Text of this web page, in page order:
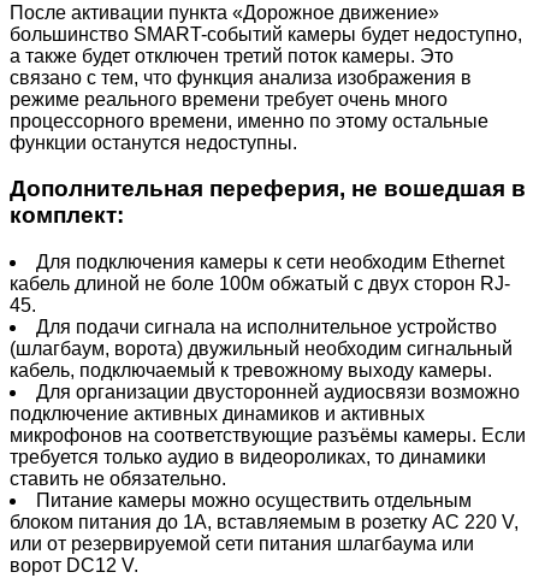
После активации пункта «Дорожное движение»
большинство SMART-событий камеры будет недоступно,
а также будет отключен третий поток камеры. Это
связано с тем, что функция анализа изображения в
режиме реального времени требует очень много
процессорного времени, именно по этому остальные
функции останутся недоступны.
Дополнительная переферия, не вошедшая в
комплект:
Для подключения камеры к сети необходим Ethernet
кабель длиной не боле 100м обжатый с двух сторон RJ-
45.
Для подачи сигнала на исполнительное устройство
(шлагбаум, ворота) двужильный необходим сигнальный
кабель, подключаемый к тревожному выходу камеры.
Для организации двусторонней аудиосвязи возможно
подключение активных динамиков и активных
микрофонов на соответствующие разъёмы камеры. Если
требуется только аудио в видеороликах, то динамики
ставить не обязательно.
Питание камеры можно осуществить отдельным
блоком питания до 1А, вставляемым в розетку AC 220 V,
или от резервируемой сети питания шлагбаума или
ворот DC12 V.